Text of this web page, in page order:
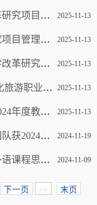
2025-11-13
项申报书
2025-11-13
法（试行）
2025-11-13
目立项通知
2025-11-13
究项目立项通知
2025-11-13
名单》的通知
2024-11-19
活动高职组全国特等奖
2024-11-09
比赛特等奖
下一页 >> 末页